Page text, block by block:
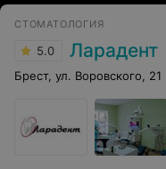
СТОМАТОЛОГИЯ
5.0 Ларадент
Брест, ул. Воровского, 21